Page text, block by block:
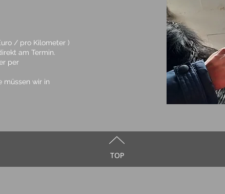
/ pro Kilometer )
am Termin.
per
müssen wir in
TOP